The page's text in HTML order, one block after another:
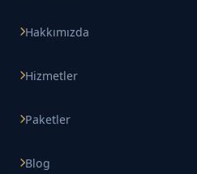
Hakkımızda
Hizmetler
Paketler
Blog